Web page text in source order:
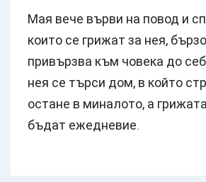
Мая вече върви на повод и
които се грижат за нея,
привързва към човека до
нея се търси дом, в който
остане в миналото, а
бъдат ежедневие.